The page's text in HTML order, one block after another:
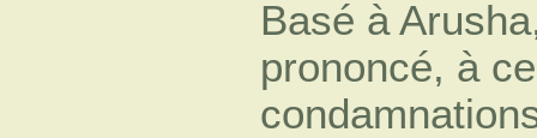
Basé à
prononcé, à